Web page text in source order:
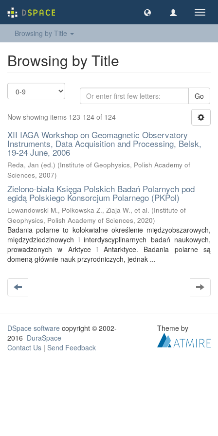
Browsing by Title
Browsing by Title
Go
Now showing items 123-124 of 124
XII IAGA Workshop on Geomagnetic Observatory
Instruments, Data Acquisition and Processing, Belsk,
19-24 June, 2006
Reda, Jan (ed.) (Institute of Geophysics, Polish Academy of
Sciences, 2007)
Zielono-biała Księga Polskich Badań Polarnych pod
egidą Polskiego Konsorcjum Polarnego (PKPol)
Lewandowski M., Polkowska Z., Ziaja W., et al. (Institute of
Geophysics, Polish Academy of Sciences, 2020)
Badania polarne to kolokwialne określenie międzyobszarowych,
międzydziedzinowych i interdyscyplinarnych badań naukowych,
prowadzonych w Arktyce i Antarktyce. Badania polarne są
domeną głównie nauk przyrodniczych, jednak ...
DSpace software copyright © 2002-
2016 DuraSpace
Contact Us | Send Feedback
Theme by